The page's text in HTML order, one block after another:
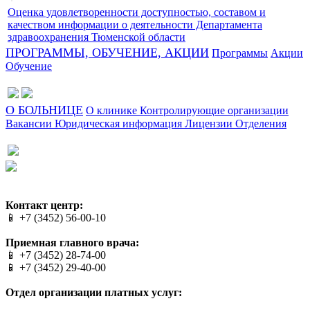
Оценка удовлетворенности доступностью, составом и
качеством информации о деятельности Департамента
здравоохранения Тюменской области
ПРОГРАММЫ, ОБУЧЕНИЕ, АКЦИИ Программы Акции
Обучение
О БОЛЬНИЦЕ О клинике Контролирующие организации
Вакансии Юридическая информация Лицензии Отделения
Контакт центр:
📱 +7 (3452) 56-00-10
Приемная главного врача:
📱 +7 (3452) 28-74-00
📱 +7 (3452) 29-40-00
Отдел организации платных услуг: